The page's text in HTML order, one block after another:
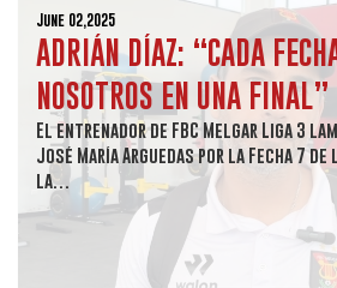
June 02,2025
ADRIÁN DÍAZ: “CADA
NOSOTROS EN UNA FINAL”
El entrenador de FBC Melgar Liga 3
José María Arguedas por la Fecha 7 de
la…